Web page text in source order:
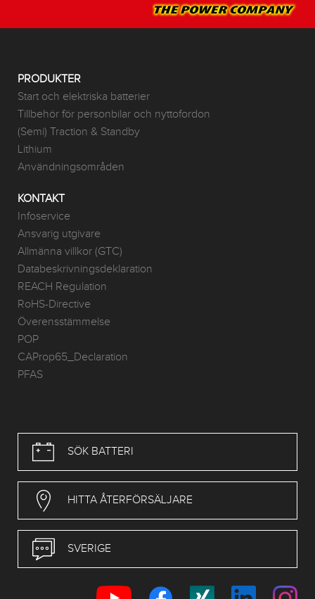
PRODUKTER
Start och elektriska batterier
Tillbehör för personbilar och nyttofordon
(Semi) Traction & Standby
Lithium
Användningsområden
KONTAKT
Infoservice
Ansvarig utgivare
Allmänna villkor (GTC)
Databeskrivningsdeklaration
REACH Regulation
RoHS-Directive
Överensstämmelse
POP
CAProp65_Declaration
PFAS
SÖK BATTERI
HITTA ÅTERFÖRSÄLJARE
SVERIGE